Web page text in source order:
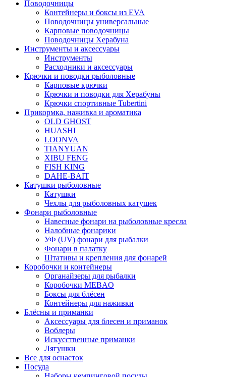
Поводочницы
Контейнеры и боксы из EVA
Поводочницы универсальные
Карповые поводочницы
Поводочницы Херабуна
Инструменты и аксессуары
Инструменты
Расходники и аксессуары
Крючки и поводки рыболовные
Карповые крючки
Крючки и поводки для Херабуны
Крючки спортивные Tubertini
Прикормка, наживка и ароматика
OLD GHOST
HUASHI
LOONVA
TIANYUAN
XIBU FENG
FISH KING
DAHE-BAIT
Катушки рыболовные
Катушки
Чехлы для рыболовных катушек
Фонари рыболовные
Навесные фонари на рыболовные кресла
Налобные фонарики
УФ (UV) фонари для рыбалки
Фонари в палатку
Штативы и крепления для фонарей
Коробочки и контейнеры
Органайзеры для рыбалки
Коробочки MEBAO
Боксы для блёсен
Контейнеры для наживки
Блёсны и приманки
Аксессуары для блесен и приманок
Воблеры
Искусственные приманки
Лягушки
Все для оснасток
Посуда